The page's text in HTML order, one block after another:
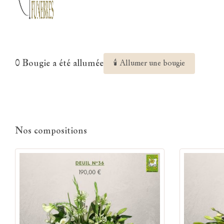
0 Bougie a été allumée 🕯 Allumer une bougie
Nos compositions